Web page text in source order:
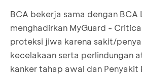
BCA bekerja sama dengan BCA
menghadirkan MyGuard -
proteksi jiwa karena sakit/
kecelakaan serta perlindungan
kanker tahap awal dan Penyakit